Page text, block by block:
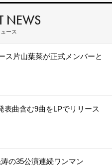
NEWS
ース
ス片山葉菜が正式メンバーと
表曲含む9曲をLPでリリース
の35公演連続ワンマン